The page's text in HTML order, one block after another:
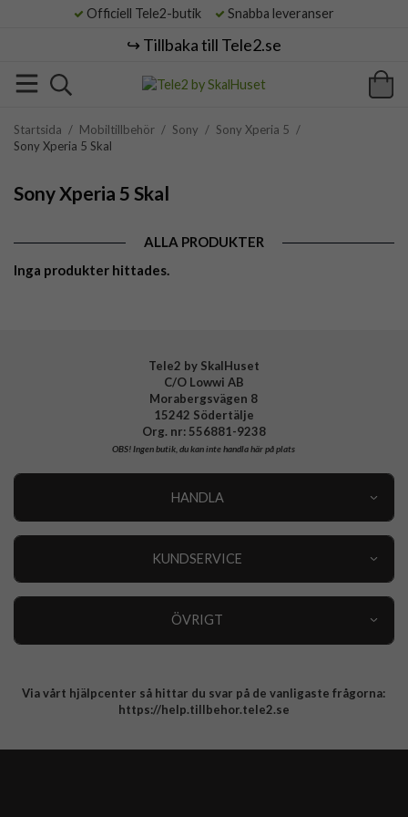
Officiell Tele2-butik Snabba leveranser
↪️ Tillbaka till Tele2.se
Startsida / Mobiltillbehör / Sony / Sony Xperia 5 /
Sony Xperia 5 Skal
Sony Xperia 5 Skal
ALLA PRODUKTER
Inga produkter hittades.
Tele2 by SkalHuset
C/O Lowwi AB
Morabergsvägen 8
15242 Södertälje
Org. nr: 556881-9238
OBS!Ingen butik, du kan inte handla här på plats
HANDLA
KUNDSERVICE
ÖVRIGT
Integritetspolicy
Via vårt hjälpcenter så hittar du svar på de vanligaste frågorna:
https://help.tillbehor.tele2.se